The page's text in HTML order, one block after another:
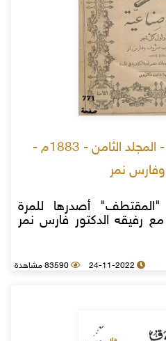
مجلة المقتطف البيروتية - المجلد الثامن - 1883م -
نمر
"المقتطف" أصدرها للمرة
رفيقه الدكتور فارس نمر
24-11-2022 83590 مشاهدة